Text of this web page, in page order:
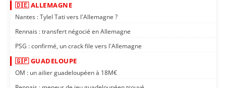
🇩🇪 ALLEMAGNE
Nantes : Tylel Tati vers l'Allemagne ?
Rennais : transfert négocié en Allemagne
PSG : confirmé, un crack file vers l'Allemagne
🇬🇵 GUADELOUPE
OM : un ailier guadeloupéen à 18M€